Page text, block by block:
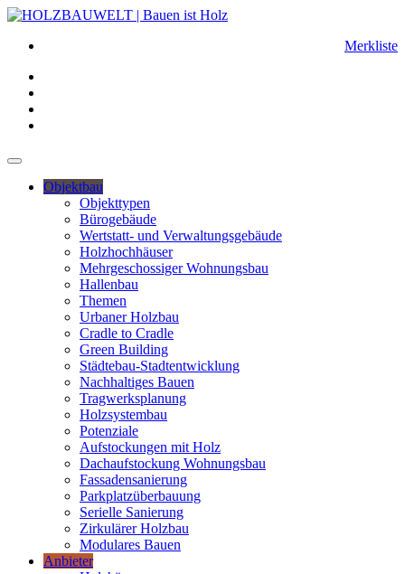
Merkliste
Objektbau
Objekttypen
Bürogebäude
Wertstatt- und Verwaltungsgebäude
Holzhochhäuser
Mehrgeschossiger Wohnungsbau
Hallenbau
Themen
Urbaner Holzbau
Cradle to Cradle
Green Building
Städtebau-Stadtentwicklung
Nachhaltiges Bauen
Tragwerksplanung
Holzsystembau
Potenziale
Aufstockungen mit Holz
Dachaufstockung Wohnungsbau
Fassadensanierung
Parkplatzüberbauung
Serielle Sanierung
Zirkulärer Holzbau
Modulares Bauen
Anbieter